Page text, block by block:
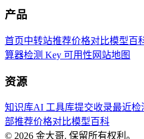
产品
首页中转站推荐价格对比模型百
算器检测 Key 可用性 网站地图
资源
知识库AI 工具库提交收录最近检
部推荐价格对比模型百科
© 2026 金大哥. 保留所有权利。